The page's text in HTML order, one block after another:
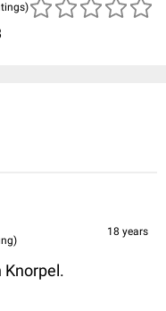
18 years
Knorpel.